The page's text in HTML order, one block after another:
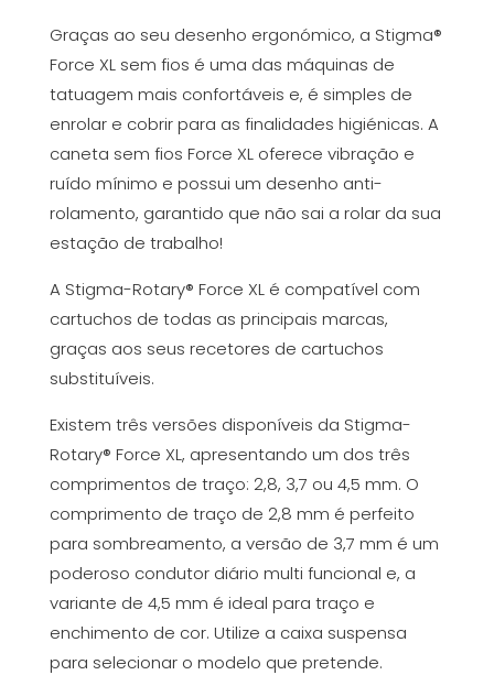
Graças ao seu desenho ergonómico, a Stigma®
Force XL sem fios é uma das máquinas de
tatuagem mais confortáveis e, é simples de
enrolar e cobrir para as finalidades higiénicas. A
caneta sem fios Force XL oferece vibração e
ruído mínimo e possui um desenho anti-
rolamento, garantido que não sai a rolar da sua
estação de trabalho!
A Stigma-Rotary® Force XL é compatível com
cartuchos de todas as principais marcas,
graças aos seus recetores de cartuchos
substituíveis.
Existem três versões disponíveis da Stigma-
Rotary® Force XL, apresentando um dos três
comprimentos de traço: 2,8, 3,7 ou 4,5 mm. O
comprimento de traço de 2,8 mm é perfeito
para sombreamento, a versão de 3,7 mm é um
poderoso condutor diário multi funcional e, a
variante de 4,5 mm é ideal para traço e
enchimento de cor. Utilize a caixa suspensa
para selecionar o modelo que pretende.